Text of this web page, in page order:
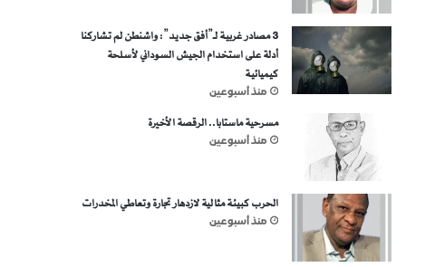
3 مصادر غربية لـ”أفق جديد”: واشنطن لم تشاركنا
أدلة على استخدام الجيش السوداني لأسلحة
كيميائية
منذ أسبوعين
مسرحية ماستابا.. الرقصة الأخيرة
منذ أسبوعين
الحرب كبيئة مثالية لازدهار تجارة وتعاطي المخدرات
منذ أسبوعين